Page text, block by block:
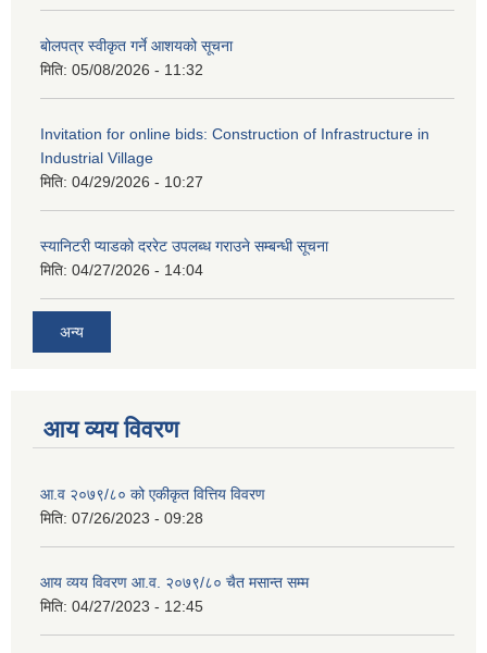
बोलपत्र स्वीकृत गर्ने आशयको सूचना
मिति: 05/08/2026 - 11:32
Invitation for online bids: Construction of Infrastructure in
Industrial Village
मिति: 04/29/2026 - 10:27
स्यानिटरी प्याडको दररेट उपलब्ध गराउने सम्बन्धी सूचना
मिति: 04/27/2026 - 14:04
अन्य
आय व्यय विवरण
आ.व २०७९/८० को एकीकृत वित्तिय विवरण
मिति: 07/26/2023 - 09:28
आय व्यय विवरण आ.व. २०७९/८० चैत मसान्त सम्म
मिति: 04/27/2023 - 12:45